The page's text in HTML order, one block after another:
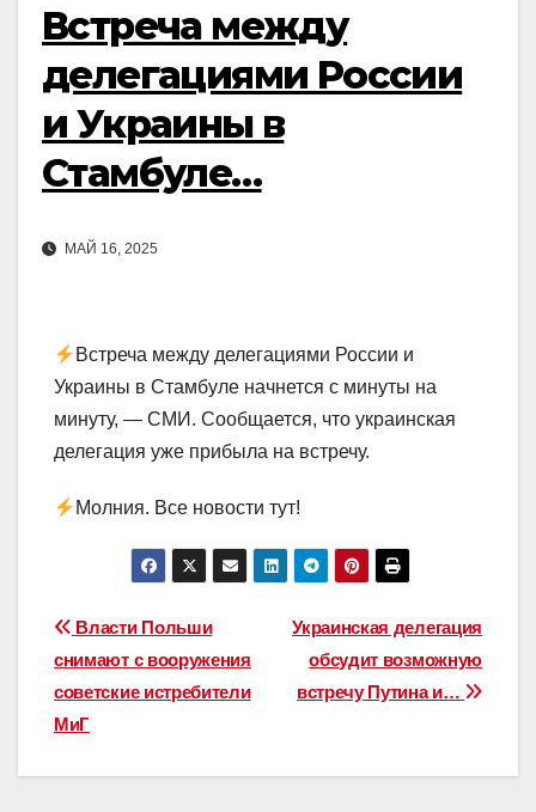
Встреча между
делегациями России
и Украины в
Стамбуле…
МАЙ 16, 2025
Встреча между делегациями России и
Украины в Стамбуле начнется с минуты на
минуту, — СМИ. Сообщается, что украинская
делегация уже прибыла на встречу.
Молния. Все новости тут!
Навигация
по
записям
Украинская делегация
обсудит возможную
встречу Путина и…
Власти Польши
снимают с вооружения
советские истребители
МиГ